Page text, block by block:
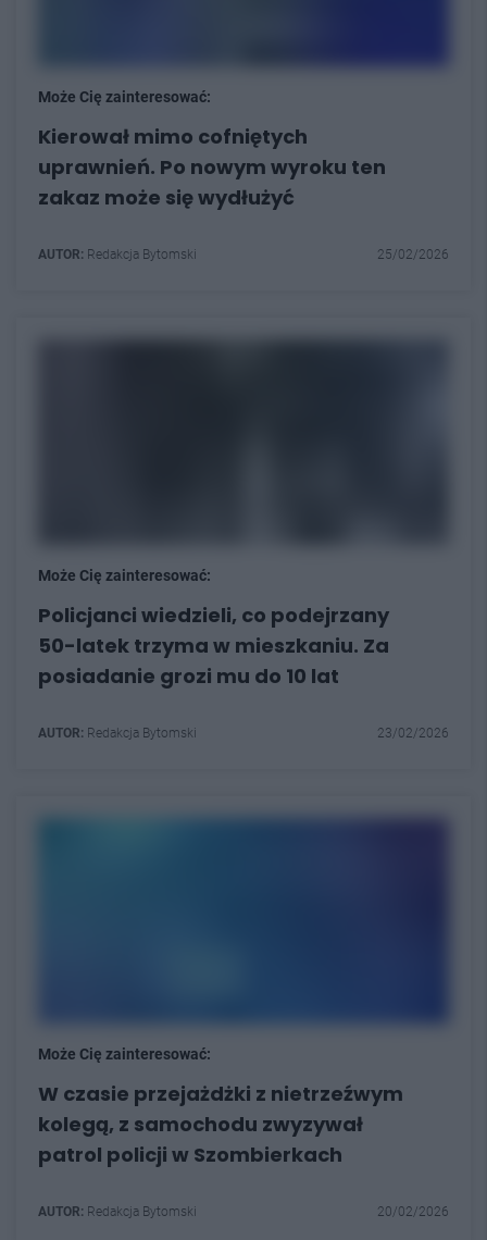
Może Cię zainteresować:
Kierował mimo cofniętych
uprawnień. Po nowym wyroku ten
zakaz może się wydłużyć
AUTOR: Redakcja Bytomski 25/02/2026
Może Cię zainteresować:
Policjanci wiedzieli, co podejrzany
50-latek trzyma w mieszkaniu. Za
posiadanie grozi mu do 10 lat
AUTOR: Redakcja Bytomski 23/02/2026
Może Cię zainteresować:
W czasie przejażdżki z nietrzeźwym
kolegą, z samochodu zwyzywał
patrol policji w Szombierkach
AUTOR: Redakcja Bytomski 20/02/2026